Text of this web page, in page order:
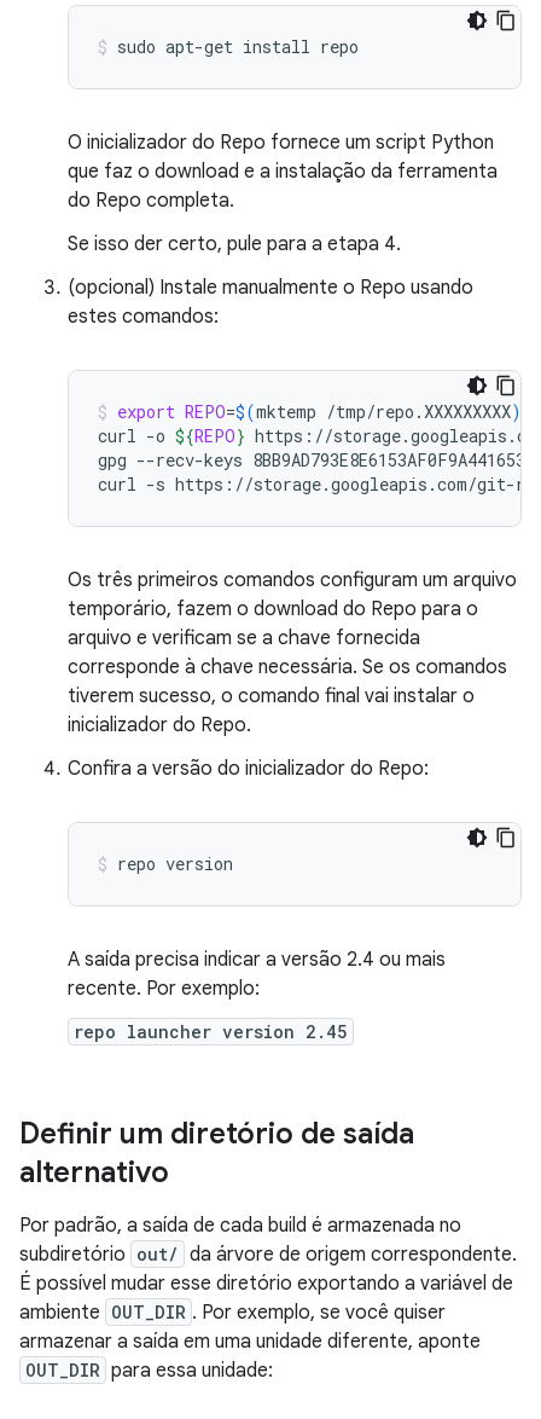
sudo apt-get install repo
O inicializador do Repo fornece um script Python
que faz o download e a instalação da ferramenta
do Repo completa.
Se isso der certo, pule para a etapa 4.
(opcional) Instale manualmente o Repo usando
estes comandos:
export REPO=$(mktemp /tmp/repo.XXXXXXXXX)
curl -o ${REPO} https://
gpg --recv-keys
curl -s https://storage.googleapis.com/git-
Os três primeiros comandos configuram um arquivo
temporário, fazem o download do Repo para o
arquivo e verificam se a chave fornecida
corresponde à chave necessária. Se os comandos
tiverem sucesso, o comando final vai instalar o
inicializador do Repo.
Confira a versão do inicializador do Repo:
repo version
A saída precisa indicar a versão 2.4 ou mais
recente. Por exemplo:
repo launcher version 2.45
Definir um diretório de saída
alternativo
Por padrão, a saída de cada build é armazenada no
subdiretório out/ da árvore de origem correspondente.
É possível mudar esse diretório exportando a variável de
ambiente OUT_DIR . Por exemplo, se você quiser
armazenar a saída em uma unidade diferente, aponte
OUT_DIR para essa unidade: